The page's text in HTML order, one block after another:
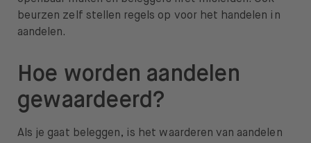
beurzen zelf stellen regels op voor het handelen in
aandelen.
Hoe worden aandelen
gewaardeerd?
Als je gaat beleggen, is het waarderen van aandelen